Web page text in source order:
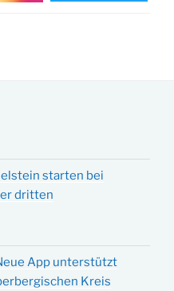
starten bei
dritten
App unterstützt
Kreis